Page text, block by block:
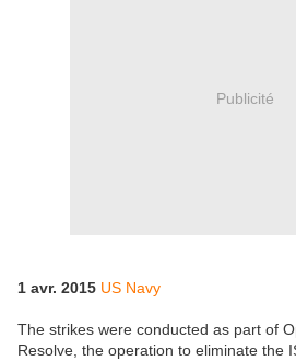
Publicité
1 avr. 2015 US Navy
The strikes were conducted as part of
Resolve, the operation to eliminate the